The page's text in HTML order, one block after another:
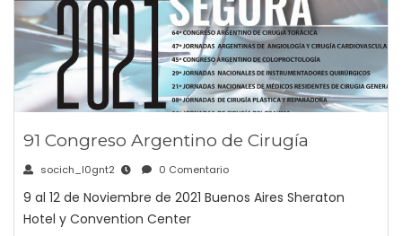
91 Congreso Argentino de Cirugía
socich_l0gnt2 0 Comentario
9 al 12 de Noviembre de 2021 Buenos Aires Sheraton
Hotel y Convention Center